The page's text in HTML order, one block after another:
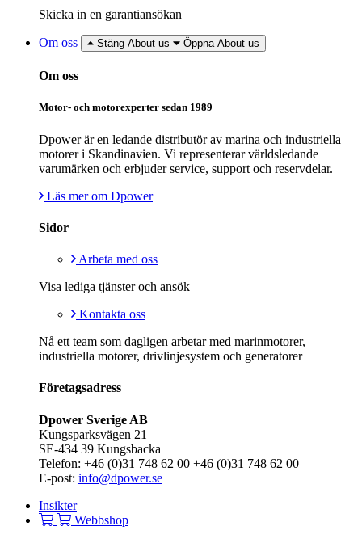
Skicka in en garantiansökan
Om oss Stäng About us Öppna About us
Om oss
Motor- och motorexperter sedan 1989
Dpower är en ledande distributör av marina och industriella
motorer i Skandinavien. Vi representerar världsledande
varumärken och erbjuder service, support och reservdelar.
Läs mer om Dpower
Sidor
Arbeta med oss
Visa lediga tjänster och ansök
Kontakta oss
Nå ett team som dagligen arbetar med marinmotorer,
industriella motorer, drivlinjesystem och generatorer
Företagsadress
Dpower Sverige AB
Kungsparksvägen 21
SE-434 39 Kungsbacka
Telefon: +46 (0)31 748 62 00 +46 (0)31 748 62 00
E-post: info@dpower.se
Insikter
Webbshop